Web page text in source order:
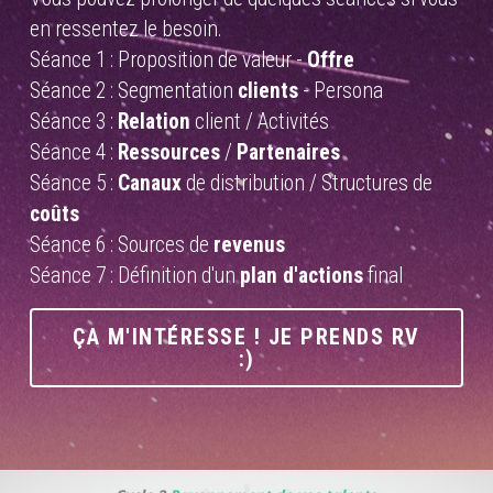
en ressentez le besoin.
Séance 1 : Proposition de valeur - Offre
Séance 2 : Segmentation clients - Persona
Séance 3 : Relation client / Activités
Séance 4 : Ressources / Partenaires
Séance 5 : Canaux
coûts
Séance 6 : Sources de revenus
Séance 7 : Définition d'un plan d'actions final
ÇA M'INTÉRESSE ! JE PRENDS RV
:)